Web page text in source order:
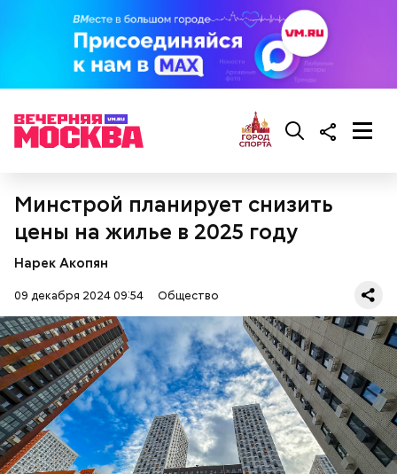
Минстрой планирует снизить
цены на жилье в 2025 году
Нарек Акопян
09 декабря 2024 09:54 Общество
Ингредиенты:
кабачок;
брынза;
растительное масло;
беременным, кормящим женщинам;
людям с ослабленной иммунной системой;
детям.